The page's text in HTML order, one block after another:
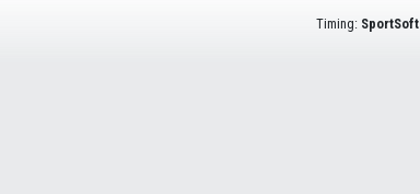
Timing: SportSoft